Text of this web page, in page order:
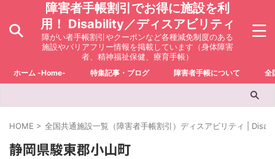
障害者手帳割引でお得に施設を利
用！ Disability／ディスアビリティ
障がい者手帳割引やクーポンなど各種減免制度のある
施設やバリアフリー情報を掲載しています（身体障害
者、精神福祉保健、療育手帳）
ホーム -Home- 特集記事・ブログ 障害者手帳について 全
HOME > 全国共通施設一覧（障害者手帳割引）ディスアビリティ |
静岡県駿東郡小山町